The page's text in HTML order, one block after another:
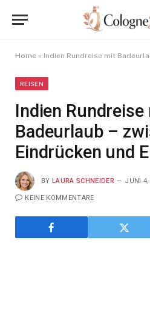
Home » Indien Rundreise mit Badeurlaub –
REISEN
Indien
Badeurlaub –
Eindrücken und
BY LAURA SCHNEIDER JUNI
KEINE KOMMENTARE